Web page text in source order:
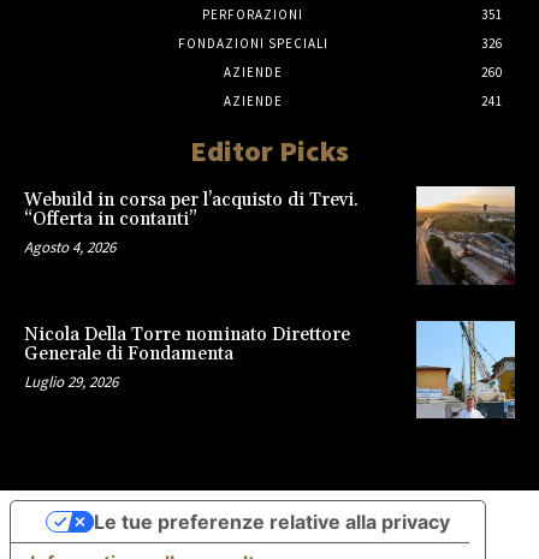
PERFORAZIONI
351
FONDAZIONI SPECIALI
326
AZIENDE
260
AZIENDE
241
Editor Picks
Webuild in corsa per l’acquisto di Trevi.
“Offerta in contanti”
Agosto 4, 2026
Nicola Della Torre nominato Direttore
Generale di Fondamenta
Luglio 29, 2026
Le tue preferenze relative alla privacy